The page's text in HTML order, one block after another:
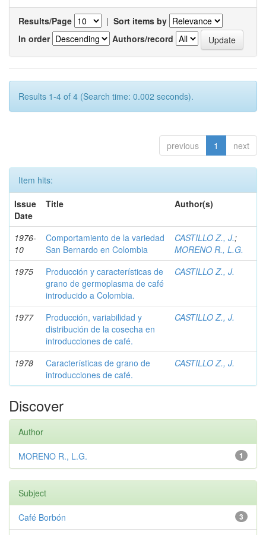
Results/Page | Sort items by
In order
Authors/record
Results 1-4 of 4 (Search time: 0.002 seconds).
previous 1 next
Item hits:
Issue
Date
Title Author(s)
1976-
10
Comportamiento de la variedad
San Bernardo en Colombia
CASTILLO Z., J.;
MORENO R., L.G.
1975
Producción y características de
grano de germoplasma de café
introducido a Colombia.
CASTILLO Z., J.
1977
Producción, variabilidad y
distribución de la cosecha en
introducciones de café.
CASTILLO Z., J.
1978
Características de grano de
introducciones de café.
CASTILLO Z., J.
Discover
Author
1
MORENO R., L.G.
Subject
3
Café Borbón